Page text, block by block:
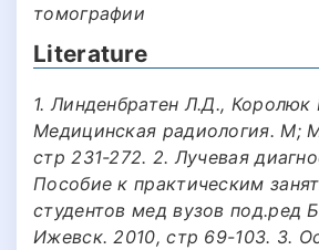
томографии
Literature
1. Линденбратен Л.Д., Королюк
Медицинская радиология. М;
стр 231-272. 2. Лучевая
Пособие к практическим
студентов мед вузов под.ред
Ижевск. 2010, стр 69-103. 3.